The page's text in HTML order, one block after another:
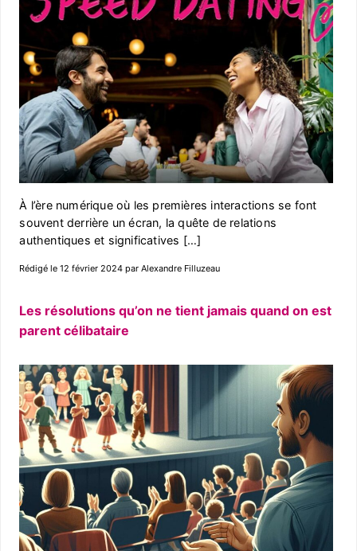
À l’ère numérique où les premières interactions se font
souvent derrière un écran, la quête de relations
authentiques et significatives […]
Rédigé le 12 février 2024 par Alexandre Filluzeau
Les résolutions qu’on ne tient jamais quand on est
parent célibataire